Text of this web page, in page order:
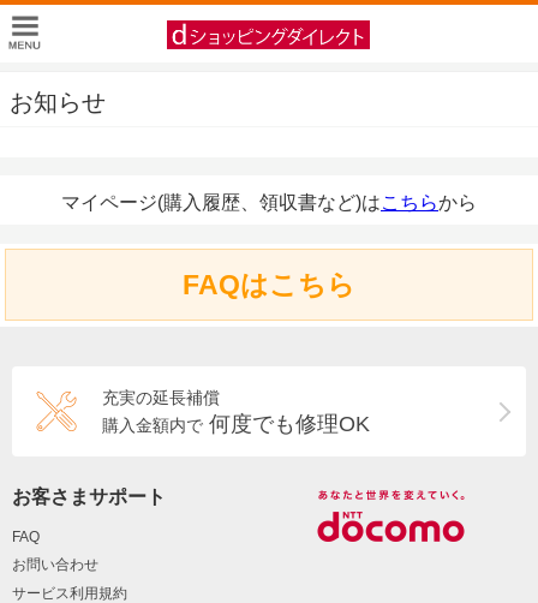
お知らせ
マイページ(購入履歴、領収書など)はこちらから
FAQはこちら
充実の延長補償
購入金額内で 何度でも修理OK
お客さまサポート
FAQ
お問い合わせ
サービス利用規約